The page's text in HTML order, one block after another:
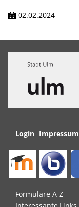
02.02.2024
Navigation
Login Impressum
Navigation
Formulare A-Z